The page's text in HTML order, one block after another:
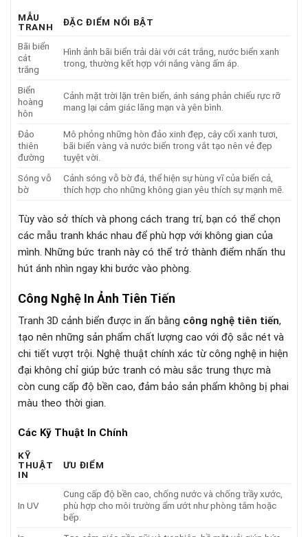
MẪU
TRANH
ĐẶC ĐIỂM NỔI BẬT
Bãi biển
cát
trắng
Hình ảnh bãi biển trải dài với cát trắng, nước biển xanh
trong, thường kết hợp với nắng vàng ấm áp.
Biển
hoàng
hôn
Cảnh mặt trời lặn trên biển, ánh sáng phản chiếu rực rỡ
mang lại cảm giác lãng mạn và yên bình.
Đảo
thiên
đường
Mô phỏng những hòn đảo xinh đẹp, cây cối xanh tươi,
bãi biển vàng và nước biển trong vắt tạo nên vẻ đẹp
tuyệt vời.
Sóng vỗ
bờ
Cảnh sóng vỗ bờ đá, thể hiện sự hùng vĩ của biển cả,
thích hợp cho những không gian yêu thích sự mạnh mẽ.
Tùy vào sở thích và phong cách trang trí, bạn có thể chọn
các mẫu tranh khác nhau để phù hợp với không gian của
mình. Những bức tranh này có thể trở thành điểm nhấn thu
hút ánh nhìn ngay khi bước vào phòng.
Công Nghệ In Ảnh Tiên Tiến
Tranh 3D cảnh biển được in ấn bằng công nghệ tiên tiến,
tạo nên những sản phẩm chất lượng cao với độ sắc nét và
chi tiết vượt trội. Nghệ thuật chính xác từ công nghệ in hiện
đại không chỉ giúp bức tranh có màu sắc trung thực mà
còn cung cấp độ bền cao, đảm bảo sản phẩm không bị phai
màu theo thời gian.
Các Kỹ Thuật In Chính
KỸ
THUẬT
IN
ƯU ĐIỂM
In UV
Cung cấp độ bền cao, chống nước và chống trầy xước,
phù hợp cho môi trường ẩm ướt như phòng tắm hoặc
bếp.